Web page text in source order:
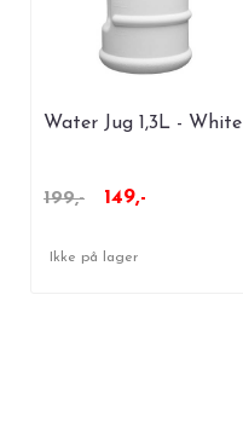
Water Jug 1,3L - White
199,- 149,-
Ikke på lager